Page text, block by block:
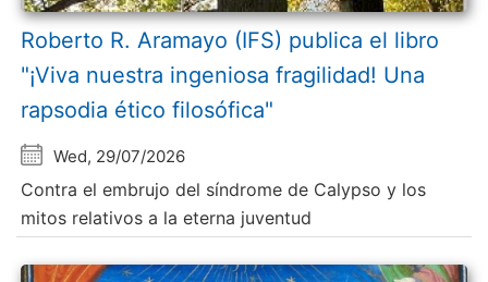
Roberto R. Aramayo (IFS) publica el libro
"¡Viva nuestra ingeniosa fragilidad! Una
rapsodia ético filosófica"
Wed, 29/07/2026
Contra el embrujo del síndrome de Calypso y los
mitos relativos a la eterna juventud